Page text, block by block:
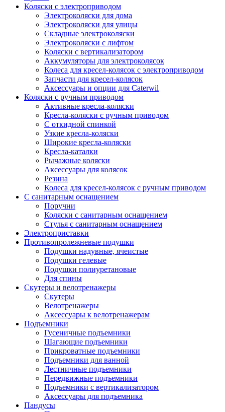
Коляски с электроприводом
Электроколяски для дома
Электроколяски для улицы
Складные электроколяски
Электроколяски с лифтом
Коляски с вертикализатором
Аккумуляторы для электроколясок
Колеса для кресел-колясок с электроприводом
Запчасти для кресел-колясок
Аксессуары и опции для Caterwil
Коляски с ручным приводом
Активные кресла-коляски
Кресла-коляски с ручным приводом
С откидной спинкой
Узкие кресла-коляски
Широкие кресла-коляски
Кресла-каталки
Рычажные коляски
Аксессуары для колясок
Резина
Колеса для кресел-колясок с ручным приводом
С санитарным оснащением
Поручни
Коляски с санитарным оснащением
Стулья с санитарным оснащением
Электроприставки
Противопролежневые подушки
Подушки надувные, ячеистые
Подушки гелевые
Подушки полиуретановые
Для спины
Скутеры и велотренажеры
Скутеры
Велотренажеры
Аксессуары к велотренажерам
Подъемники
Гусеничные подъемники
Шагающие подъемники
Прикроватные подъемники
Подъемники для ванной
Лестничные подъемники
Передвижные подъемники
Подъемники с вертикализатором
Аксессуары для подъемника
Пандусы